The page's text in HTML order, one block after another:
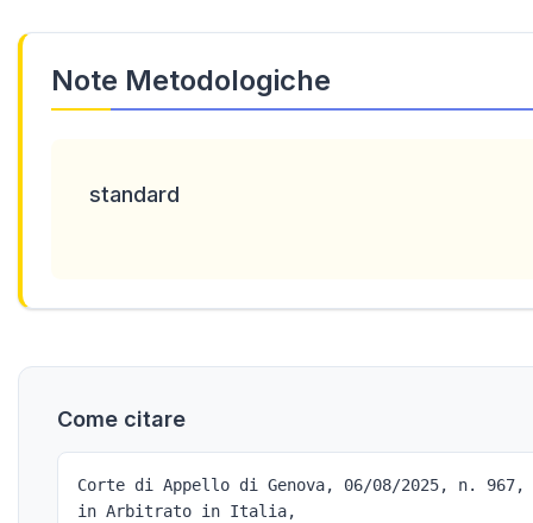
Note Metodologiche
standard
Come citare
Corte di Appello di Genova, 06/08/2025, n. 967,
in Arbitrato in Italia,